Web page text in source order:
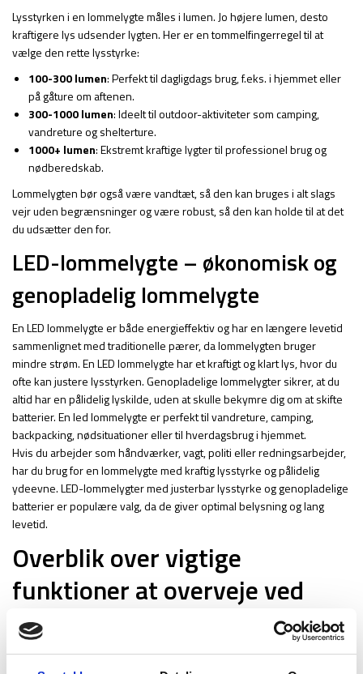
Lysstyrken i en lommelygte måles i lumen. Jo højere lumen, desto
kraftigere lys udsender lygten. Her er en tommelfingerregel til at
vælge den rette lysstyrke:
100-300 lumen: Perfekt til dagligdags brug, f.eks. i hjemmet eller
på gåture om aftenen.
300-1000 lumen: Ideelt til outdoor-aktiviteter som camping,
vandreture og shelterture.
1000+ lumen: Ekstremt kraftige lygter til professionel brug og
nødberedskab.
Lommelygten bør også være vandtæt, så den kan bruges i alt slags
vejr uden begrænsninger og være robust, så den kan holde til at det
du udsætter den for.
LED-lommelygte – økonomisk og
genopladelig lommelygte
En LED lommelygte er både energieffektiv og har en længere levetid
sammenlignet med traditionelle pærer, da lommelygten bruger
mindre strøm. En LED lommelygte har et kraftigt og klart lys, hvor du
ofte kan justere lysstyrken. Genopladelige lommelygter sikrer, at du
altid har en pålidelig lyskilde, uden at skulle bekymre dig om at skifte
batterier. En led lommelygte er perfekt til vandreture, camping,
backpacking, nødsituationer eller til hverdagsbrug i hjemmet.
Hvis du arbejder som håndværker, vagt, politi eller redningsarbejder,
har du brug for en lommelygte med kraftig lysstyrke og pålidelig
ydeevne. LED-lommelygter med justerbar lysstyrke og genopladelige
batterier er populære valg, da de giver optimal belysning og lang
levetid.
Overblik over vigtige
funktioner at overveje ved
valg af lommelygte
Ikke alle lommelygter er ens, og de rette funktioner kan gøre en stor